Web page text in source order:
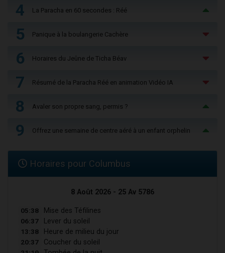
4 La Paracha en 60 secondes : Réé
5 Panique à la boulangerie Cachère
6 Horaires du Jeûne de Ticha Béav
7 Résumé de la Paracha Réé en animation Vidéo IA
8 Avaler son propre sang, permis ?
9 Offrez une semaine de centre aéré à un enfant orphelin
Horaires pour Columbus
8 Août 2026 - 25 Av 5786
05:38 Mise des Téfilines
06:37 Lever du soleil
13:38 Heure de milieu du jour
20:37 Coucher du soleil